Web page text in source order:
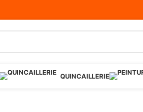
QUINCAILLERIE